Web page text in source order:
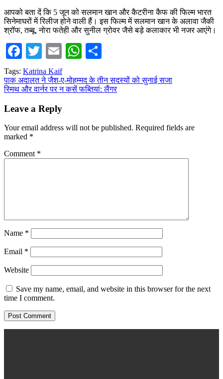
आपको बता दें कि 5 जून को सलमान खान और कैटरीना कैफ की फिल्म भारत
सिनेमाघरों में रिलीज होने वाली हैं। इस फिल्म में सलमान खान के अलावा जैकी
श्रॉफ, तब्बू, नोरा फतेही और सुनील ग्रोवर जैसे बड़े कलाकार भी नजर आएंगे।
Facebook
TwitterEmailWhatsApp
Tags: Katrina Kaif
Post
navigation
पाक अदालत ने जैश-ए-मोहम्मद के तीन सदस्यों को सुनाई सजा
स्मिथ और वार्नर पर न कसें फब्तियां: लैंगर
Leave a Reply
Your email address will not be published. Required fields are
marked *
Comment *
Name *
Email *
Website
Save my name, email, and website in this browser for the next
time I comment.